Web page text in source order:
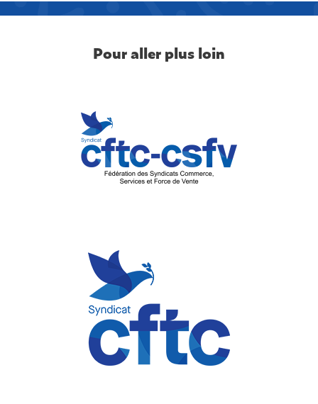
Pour aller plus loin